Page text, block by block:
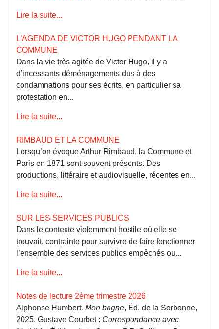
Lire la suite...
L’AGENDA DE VICTOR HUGO PENDANT LA
COMMUNE
Dans la vie très agitée de Victor Hugo, il y a
d’incessants déménagements dus à des
condamnations pour ses écrits, en particulier sa
protestation en...
Lire la suite...
RIMBAUD ET LA COMMUNE
Lorsqu’on évoque Arthur Rimbaud, la Commune et
Paris en 1871 sont souvent présents. Des
productions, littéraire et audiovisuelle, récentes en...
Lire la suite...
SUR LES SERVICES PUBLICS
Dans le contexte violemment hostile où elle se
trouvait, contrainte pour survivre de faire fonctionner
l’ensemble des services publics empêchés ou...
Lire la suite...
Notes de lecture 2ème trimestre 2026
Alphonse Humbert, Mon bagne, Éd. de la Sorbonne,
2025. Gustave Courbet : Correspondance avec